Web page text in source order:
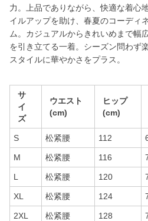
力。上品でありながら、快適な着心
イルアップを助け、春夏のコーディ
ム。カジュアルからきれいめまで幅
を引き立てる一着。シーズン問わず
スタイルに華やかさをプラス。
サ
イ
ズ
ウエスト
(cm)
ヒップ
(cm)
S 松紧腰 112
M 松紧腰 116
L 松紧腰 120
XL 松紧腰 124
2XL 松紧腰 128